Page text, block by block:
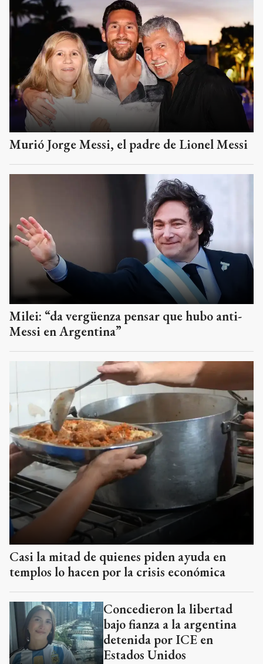
Murió Jorge Messi, el padre de Lionel Messi
Milei: “da vergüenza pensar que hubo anti-
Messi en Argentina”
Casi la mitad de quienes piden ayuda en
templos lo hacen por la crisis económica
Concedieron la libertad
bajo fianza a la argentina
detenida por ICE en
Estados Unidos